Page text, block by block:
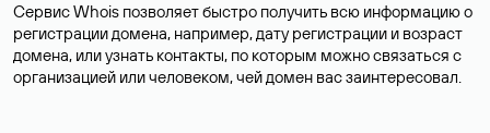
Сервис Whois позволяет быстро получить всю информацию о
регистрации домена, например, дату регистрации и возраст
домена, или узнать контакты, по которым можно связаться с
организацией или человеком, чей домен вас заинтересовал.